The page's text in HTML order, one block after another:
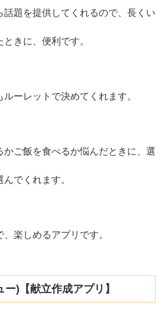
話題を提供してくれるので、長くい
きに、便利です。
ーレットで決めてくれます。
かご飯を食べるか悩んだときに、選
でくれます。
楽しめるアプリです。
)【献立作成アプリ】